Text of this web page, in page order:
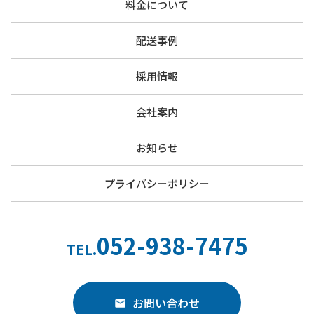
料金について
配送事例
採用情報
会社案内
お知らせ
プライバシーポリシー
TEL.052-938-7475
お問い合わせ